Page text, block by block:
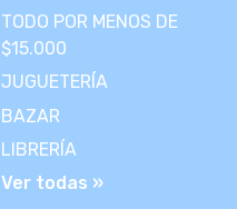
TODO POR MENOS DE
$15.000
JUGUETERÍA
BAZAR
LIBRERÍA
Ver todas »